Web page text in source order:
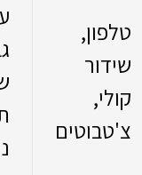
טלפון,
שידור
קולי,
צ'טבוטים